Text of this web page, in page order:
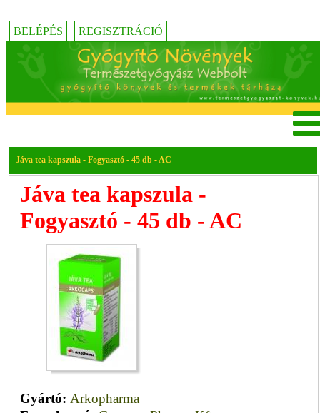
BELÉPÉS REGISZTRÁCIÓ
Jáva tea kapszula - Fogyasztó - 45 db - AC
Jáva tea kapszula -
Fogyasztó - 45 db - AC
Gyártó: Arkopharma